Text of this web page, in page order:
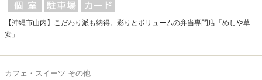
【沖縄市山内】こだわり派も納得。彩りとボリュームの弁当専門店「めしや草
安」
カフェ・スイーツ その他